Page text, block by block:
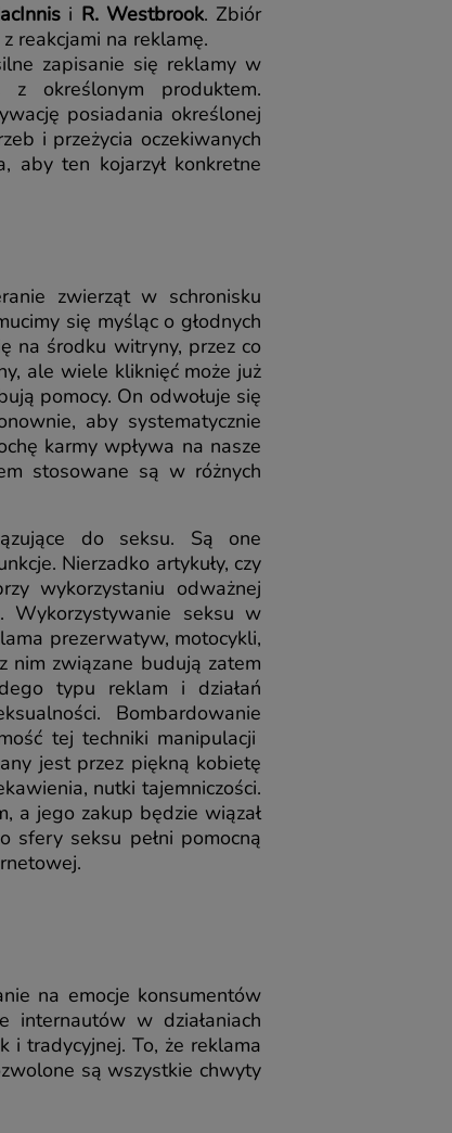
i R. Westbrook. Zbiór
reakcjami na reklamę.
zapisanie się reklamy w
z określonym produktem.
posiadania określonej
i przeżycia oczekiwanych
aby ten kojarzył konkretne
zwierząt w schronisku
się myśląc o głodnych
na środku witryny, przez co
ale wiele kliknięć może już
pomocy. On odwołuje się
aby systematycznie
karmy wpływa na nasze
stosowane są w różnych
do seksu. Są one
Nierzadko artykuły, czy
wykorzystaniu odważnej
Wykorzystywanie seksu w
prezerwatyw, motocykli,
nim związane budują zatem
typu reklam i działań
Bombardowanie
tej techniki manipulacji
jest przez piękną kobietę
nutki tajemniczości.
a jego zakup będzie wiązał
sfery seksu pełni pomocną
na emocje konsumentów
internautów w działaniach
i tradycyjnej. To, że reklama
są wszystkie chwyty